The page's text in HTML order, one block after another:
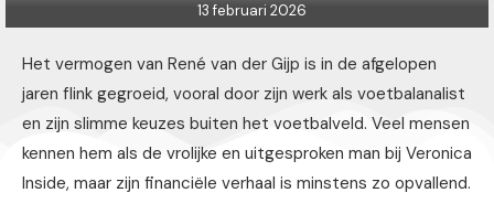
13 februari 2026
Het vermogen van René van der Gijp is in de afgelopen
jaren flink gegroeid, vooral door zijn werk als voetbalanalist
en zijn slimme keuzes buiten het voetbalveld. Veel mensen
kennen hem als de vrolijke en uitgesproken man bij Veronica
Inside, maar zijn financiële verhaal is minstens zo opvallend.